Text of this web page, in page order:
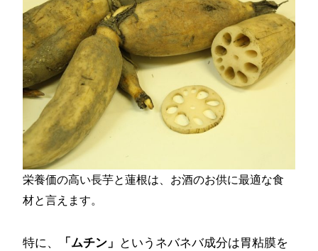
栄養価の高い長芋と蓮根は、お酒のお供に最適な食
材と言えます。
特に、 「ムチン」 というネバネバ成分は胃粘膜を